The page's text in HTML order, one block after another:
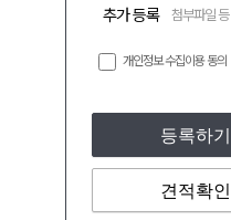
추가 등록 첨부파일 등
개인정보 수집이용 동의
등록하기
견적확인